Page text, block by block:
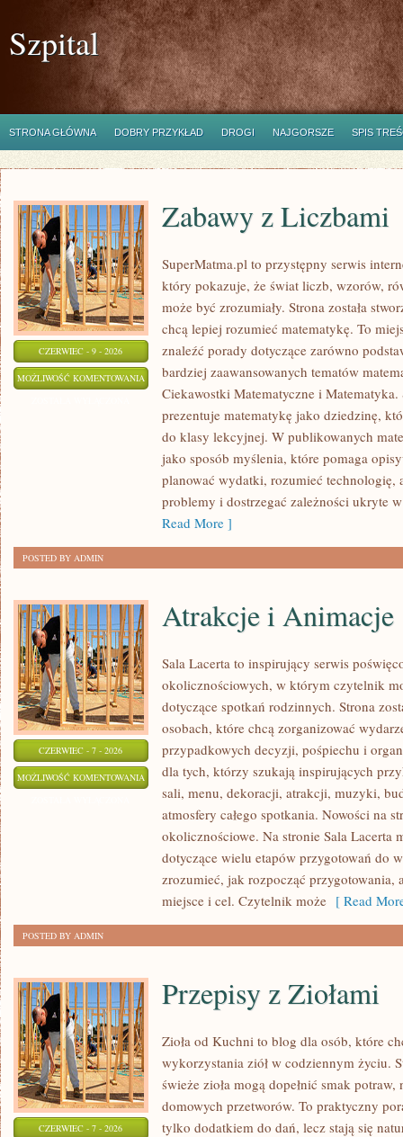
Szpital
STRONA GŁÓWNA DOBRY PRZYKŁAD DROGI NAJGORSZE SPIS
CZERWIEC - 9 - 2026
MOŻLIWOŚĆ KOMENTOWANIA ZABAWY
LICZBAMI
Zabawy z Liczbami
SuperMatma.pl to przystępny serwis
który pokazuje, że świat liczb, wzorów,
może być zrozumiały. Strona została
chcą lepiej rozumieć matematykę. To
znaleźć porady dotyczące zarówno
bardziej zaawansowanych tematów
Ciekawostki Matematyczne i
prezentuje matematykę jako dziedzinę,
do klasy lekcyjnej. W publikowanych
jako sposób myślenia, które pomaga
planować wydatki, rozumieć technologię,
problemy i dostrzegać zależności ukryte
Read More ]
POSTED BY ADMIN
CZERWIEC - 7 - 2026
MOŻLIWOŚĆ KOMENTOWANIA ATRAKCJE
ANIMACJE
Atrakcje i Animacje
Sala Lacerta to inspirujący serwis
okolicznościowych, w którym czytelnik
dotyczące spotkań rodzinnych. Strona
osobach, które chcą zorganizować
przypadkowych decyzji, pośpiechu i
dla tych, którzy szukają inspirujących
sali, menu, dekoracji, atrakcji, muzyki,
atmosfery całego spotkania. Nowości na
okolicznościowe. Na stronie Sala Lacerta
dotyczące wielu etapów przygotowań do
zrozumieć, jak rozpocząć przygotowania,
miejsce i cel. Czytelnik może [ Read
POSTED BY ADMIN
CZERWIEC - 7 - 2026
Przepisy z Ziołami
Zioła od Kuchni to blog dla osób, które
wykorzystania ziół w codziennym życiu.
świeże zioła mogą dopełnić smak
domowych przetworów. To praktyczny
tylko dodatkiem do dań, lecz stają się